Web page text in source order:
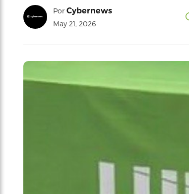
Por Cybernews
May 21, 2026